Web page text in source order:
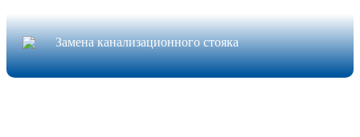
Замена канализационного стояка